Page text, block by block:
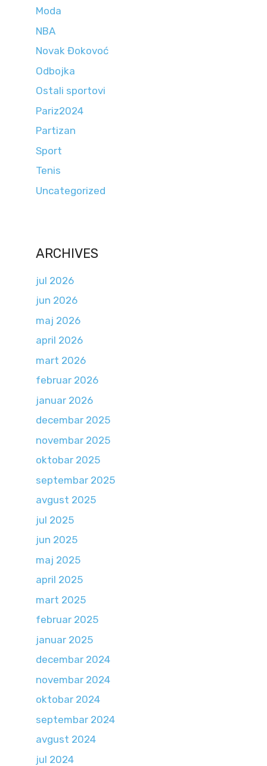
Moda
NBA
Novak Đokovoć
Odbojka
Ostali sportovi
Pariz2024
Partizan
Sport
Tenis
Uncategorized
ARCHIVES
jul 2026
jun 2026
maj 2026
april 2026
mart 2026
februar 2026
januar 2026
decembar 2025
novembar 2025
oktobar 2025
septembar 2025
avgust 2025
jul 2025
jun 2025
maj 2025
april 2025
mart 2025
februar 2025
januar 2025
decembar 2024
novembar 2024
oktobar 2024
septembar 2024
avgust 2024
jul 2024